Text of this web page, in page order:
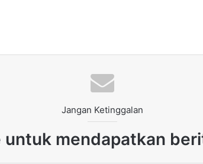
Jangan Ketinggalan
untuk mendapatkan